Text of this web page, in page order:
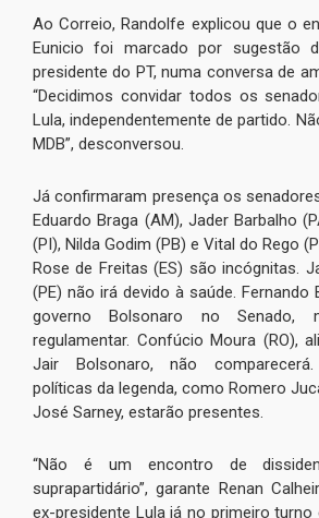
Ao Correio, Randolfe explicou que o
Eunicio foi marcado por sugestão
presidente do PT, numa conversa de
“Decidimos convidar todos os
Lula, independentemente de partido.
MDB”, desconversou.
Já confirmaram presença os
Eduardo Braga (AM), Jader Barbalho
(PI), Nilda Godim (PB) e Vital do Rego
Rose de Freitas (ES) são incógnitas.
(PE) não irá devido à saúde. Fernando
governo Bolsonaro no Senado,
regulamentar. Confúcio Moura (RO),
Jair Bolsonaro, não
políticas da legenda, como Romero
José Sarney, estarão presentes.
“Não é um encontro de
suprapartidário”, garante Renan
ex-presidente Lula já no primeiro